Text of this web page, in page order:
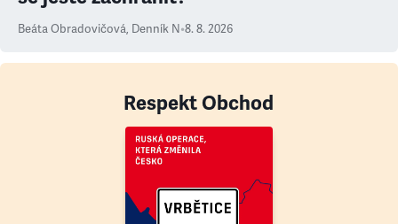
Beáta Obradovičová, Denník N•8. 8. 2026
Respekt Obchod